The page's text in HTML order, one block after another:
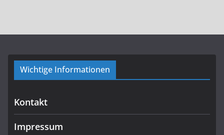
Wichtige Informationen
Kontakt
Impressum